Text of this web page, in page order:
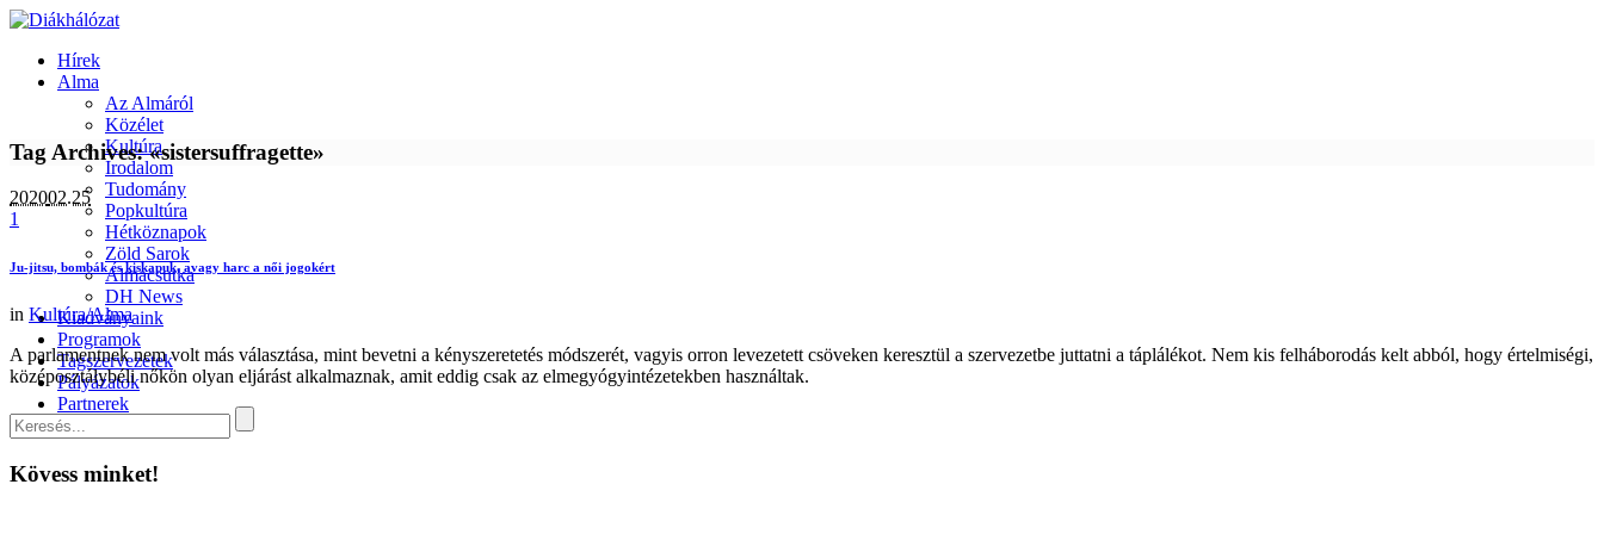
Hírek
Alma
Az Almáról
Közélet
Kultúra
Irodalom
Tudomány
Popkultúra
Hétköznapok
Zöld Sarok
Almacsutka
DH News
Kiadványaink
Programok
Tagszervezetek
Pályázatok
Partnerek
Kapcsolat
Tag Archives: «sistersuffragette»
202002.25
1
Ju-jitsu, bombák és kiskapuk, avagy harc a női jogokért
in Kultúra/Alma
A parlamentnek nem volt más választása, mint bevetni a kényszeretetés módszerét, vagyis orron levezetett csöveken keresztül a szervezetbe juttatni a táplálékot. Nem kis felháborodás kelt abból, hogy értelmiségi,
középosztálybéli nőkön olyan eljárást alkalmaznak, amit eddig csak az elmegyógyintézetekben használtak.
Kövess minket!